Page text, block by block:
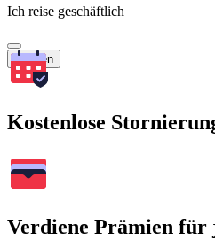
Ich reise geschäftlich
Suchen
Kostenlose
Verdiene Prämien für